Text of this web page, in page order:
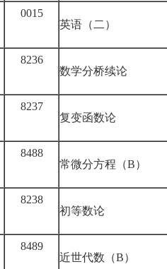
0015
英语（二）
8236
数学分桥续论
8237
复变函数论
8488
常微分方程（B）
8238
初等数论
8489
近世代数（B）